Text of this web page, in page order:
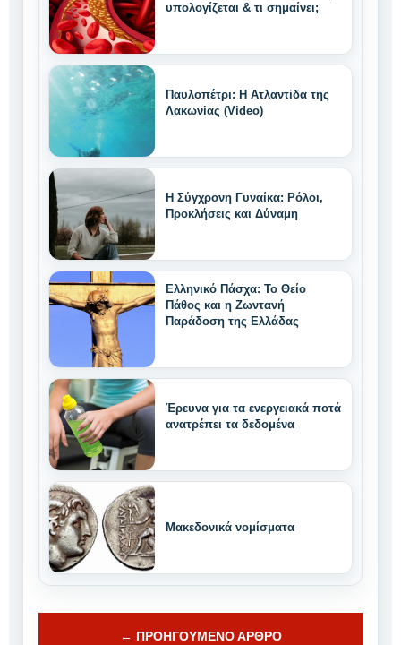
υπολογίζεται & τι σημαίνει;
Παυλοπέτρι: Η Ατλαντiδα της
Λακωνiας (Video)
Η Σύγχρονη Γυναίκα: Ρόλοι,
Προκλήσεις και Δύναμη
Ελληνικό Πάσχα: Το Θείο
Πάθος και η Ζωντανή
Παράδοση της Ελλάδας
Έρευνα για τα ενεργειακά ποτά
ανατρέπει τα δεδομένα
Μακεδονικά νομίσματα
← ΠΡΟΗΓΟΎΜΕΝΟ ΆΡΘΡΟ